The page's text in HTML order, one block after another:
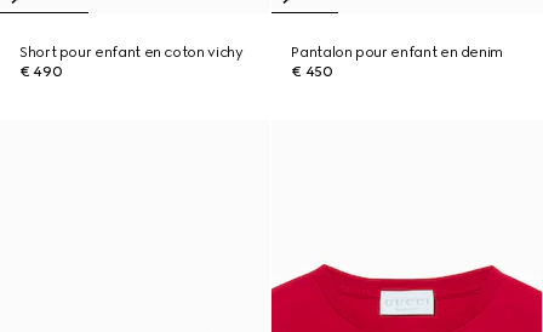
Short pour enfant en coton vichy
€ 490
Pantalon pour enfant en denim
€ 450